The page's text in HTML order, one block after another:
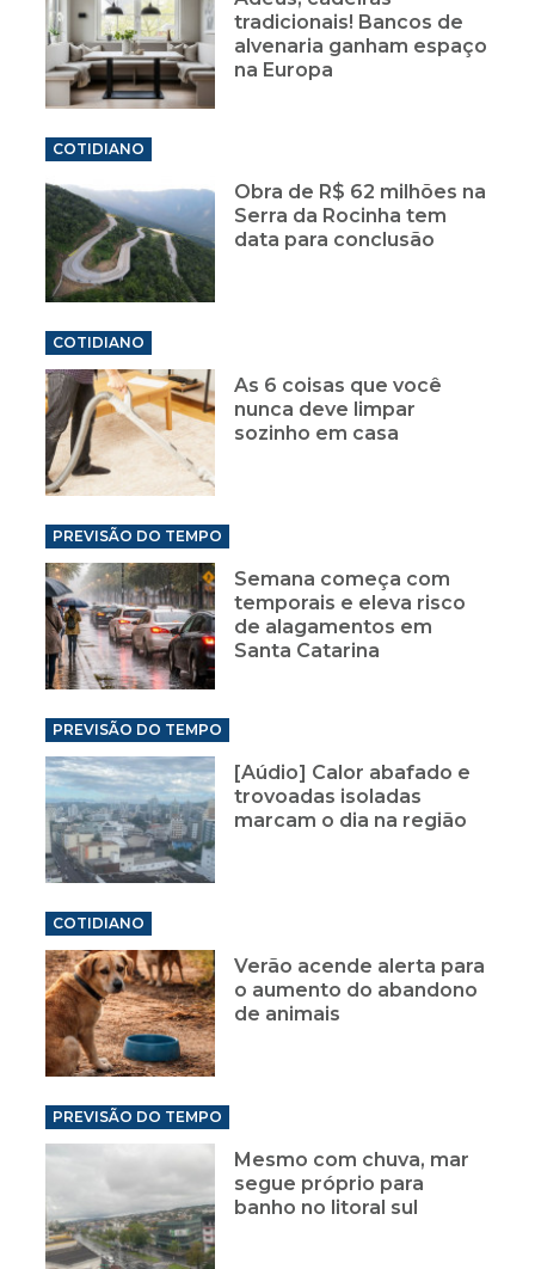
tradicionais! Bancos de
alvenaria ganham espaço
na Europa
COTIDIANO
Obra de R$ 62 milhões na
Serra da Rocinha tem
data para conclusão
COTIDIANO
As 6 coisas que você
nunca deve limpar
sozinho em casa
PREVISÃO DO TEMPO
Semana começa com
temporais e eleva risco
de alagamentos em
Santa Catarina
PREVISÃO DO TEMPO
[Aúdio] Calor abafado e
trovoadas isoladas
marcam o dia na região
COTIDIANO
Verão acende alerta para
o aumento do abandono
de animais
PREVISÃO DO TEMPO
Mesmo com chuva, mar
segue próprio para
banho no litoral sul